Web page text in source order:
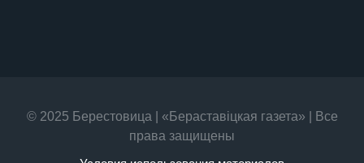
© 2025 Берестовица | «Бераставiцкая газета» | Все
права защищены